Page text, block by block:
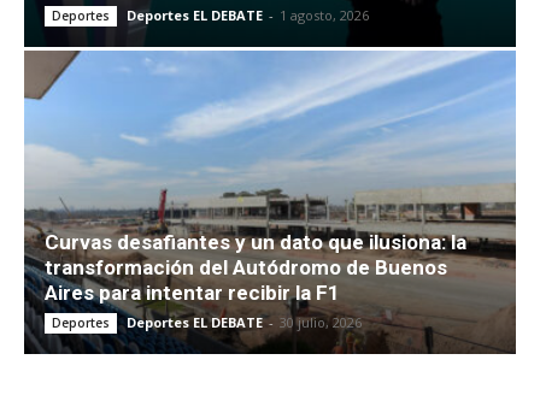
Deportes Deportes EL DEBATE - 1 agosto, 2026
Curvas desafiantes y un dato que ilusiona: la
transformación del Autódromo de Buenos
Aires para intentar recibir la F1
Deportes Deportes EL DEBATE - 30 julio, 2026